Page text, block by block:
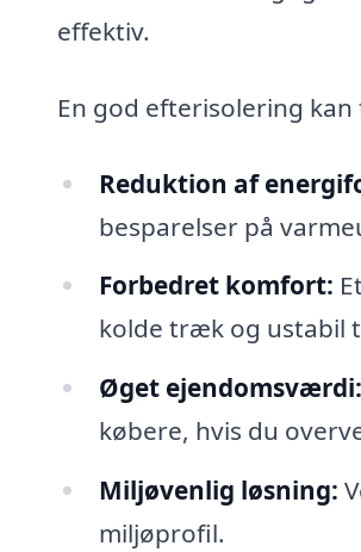
effektiv.
En god efterisolering
Reduktion af
besparelser på
Forbedret komfort:
kolde træk og ustabil
Øget ejendomsværdi:
købere, hvis du
Miljøvenlig løsning:
miljøprofil.